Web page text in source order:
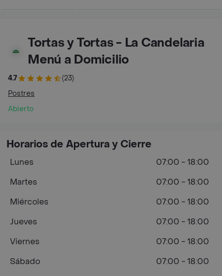
Tortas y Tortas - La Candelaria
Menú a Domicilio
4.7
(23)
Postres
Abierto
Horarios de Apertura y Cierre
Lunes
07:00 - 18:00
Martes
07:00 - 18:00
Miércoles
07:00 - 18:00
Jueves
07:00 - 18:00
Viernes
07:00 - 18:00
Sábado
07:00 - 18:00